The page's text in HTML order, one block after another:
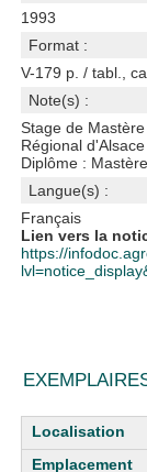
1993
Format :
V-179 p. / tabl.,
Note(s) :
Stage de
Régional d'Alsace
Diplôme :
Langue(s) :
Français
Lien vers la
https://
Liste des